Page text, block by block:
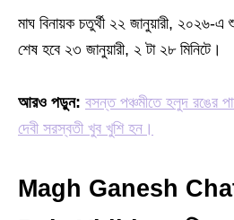
মাঘ বিনায়ক চতুর্থী ২২ জানুয়ারী, ২০২৬-এ
শেষ হবে ২৩ জানুয়ারী, ২ টা ২৮ মিনিটে।
আরও পড়ুন: বসন্ত পঞ্চমীতে হলুদ রঙের
দেবী সরস্বতী খুব খুশি হন।
Magh Ganesh